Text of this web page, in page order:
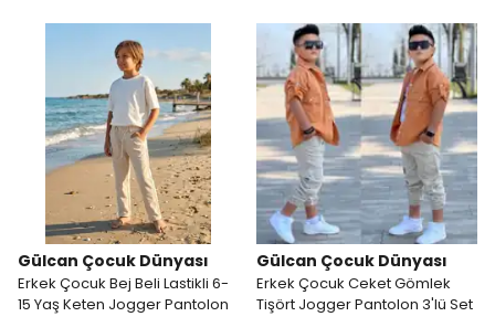
Gülcan Çocuk Dünyası
Erkek Çocuk Bej Beli Lastikli 6-
15 Yaş Keten Jogger Pantolon
Gülcan Çocuk Dünyası
Erkek Çocuk Ceket Gömlek
Tişört Jogger Pantolon 3'lü Set